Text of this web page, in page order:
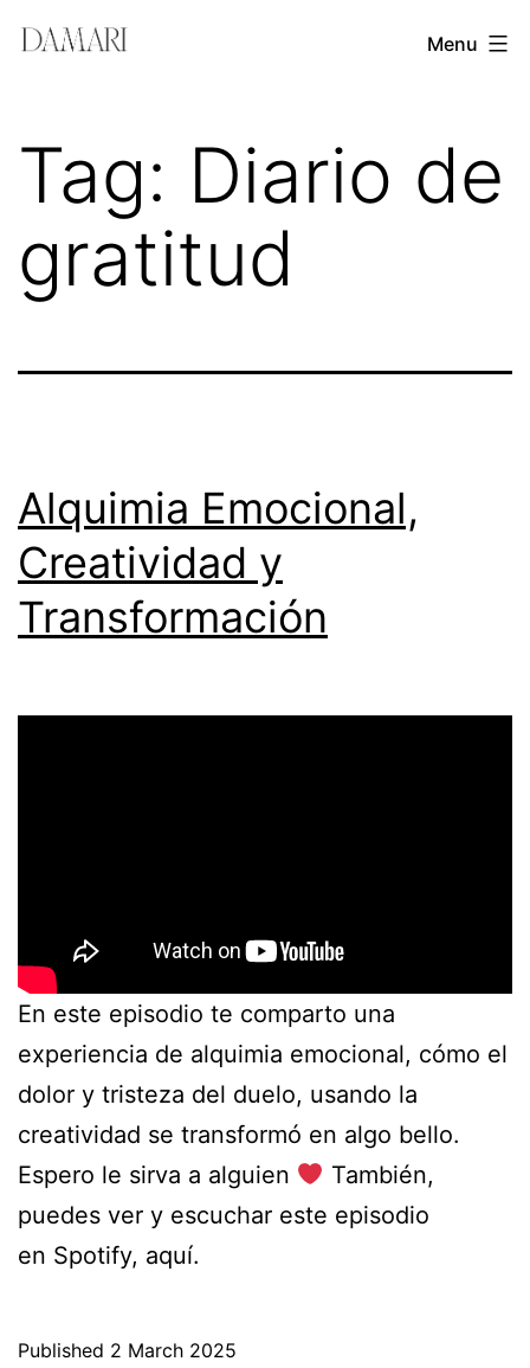
Damari
Creativity
Mentor
Menu
Tag: Diario de
gratitud
Alquimia Emocional,
Creatividad y
Transformación
En este episodio te comparto una
experiencia de alquimia emocional, cómo el
dolor y tristeza del duelo, usando la
creatividad se transformó en algo bello.
Espero le sirva a alguien
También,
puedes ver y escuchar este episodio
en Spotify, aquí.
Published 2 March 2025